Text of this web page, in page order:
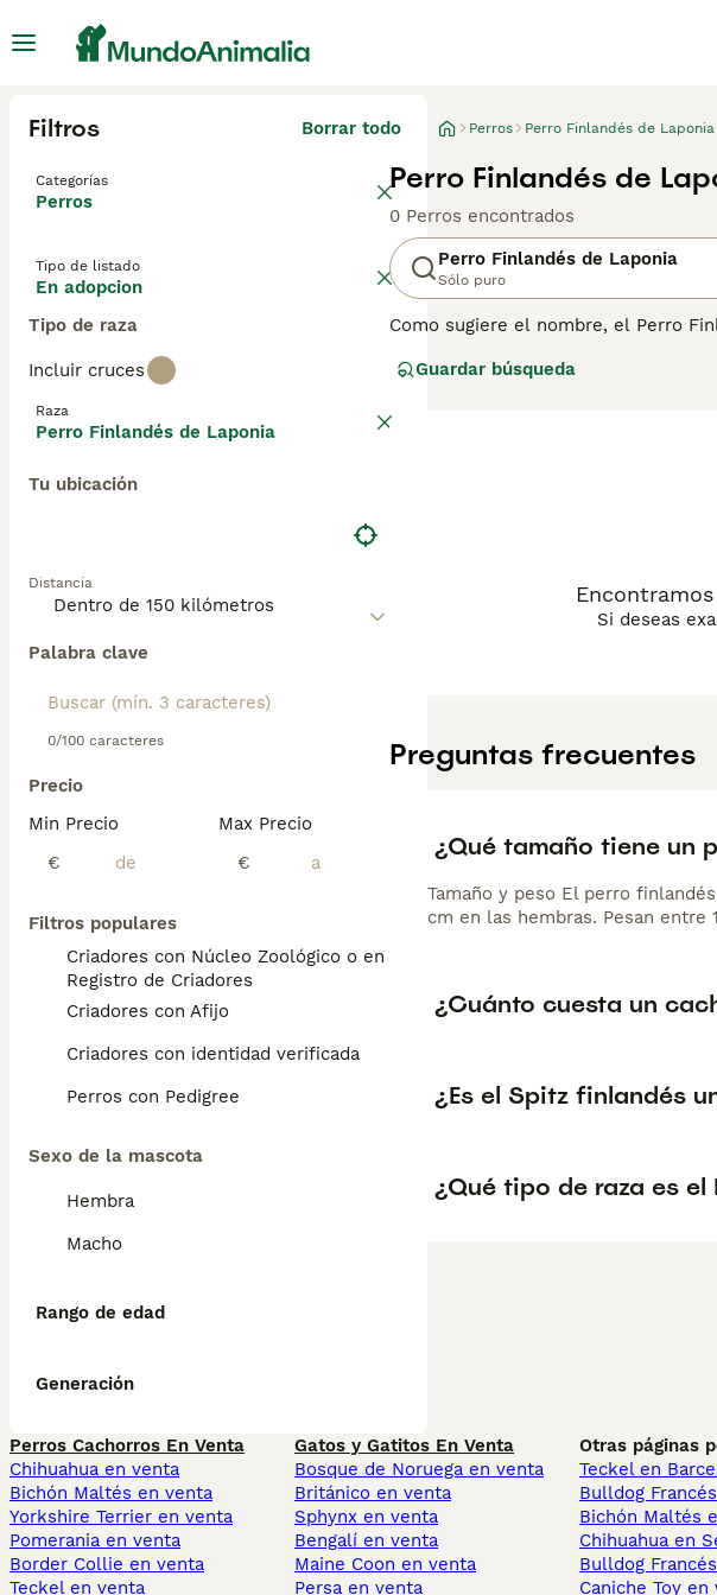
Filtros Borrar todo
Categorías
Perros
Tipo de listado
En adopcion
Tipo de raza
Incluir cruces
Raza
Perro Finlandés de Laponia
Tu ubicación
Distancia
Palabra clave
0/100 caracteres
Precio
Min Precio
€
Max Precio
€
Filtros populares
Criadores con Núcleo Zoológico o en el
Registro de Criadores
Criadores con Afijo
Criadores con identidad verificada
Perros con Pedigree
Sexo de la mascota
Hembra
Macho
Rango de edad
Generación
Perros Perro Finlandés de Laponia
Perro Finlandés de
0 Perros encontrados
Perro Finlandés de Laponia
Sólo puro
Como sugiere el nombre, el Perro
usaba para manejar la manada de
Guardar búsqueda
Si deseas
Preguntas frecuentes
¿Qué tamaño tiene un
Tamaño y peso El perro
cm en las hembras. Pesan entre
¿Cuánto cuesta un
¿Es el Spitz finlandés
¿Qué tipo de raza es
Perros Cachorros En Venta
Chihuahua en venta
Bichón Maltés en venta
Yorkshire Terrier en venta
Pomerania en venta
Border Collie en venta
Teckel en venta
Gatos y Gatitos En Venta
Bosque de Noruega en venta
Británico en venta
Sphynx en venta
Bengalí en venta
Maine Coon en venta
Persa en venta
Otras páginas
Teckel en
Bulldog
Bichón Maltés
Chihuahua en
Bulldog
Caniche Toy en